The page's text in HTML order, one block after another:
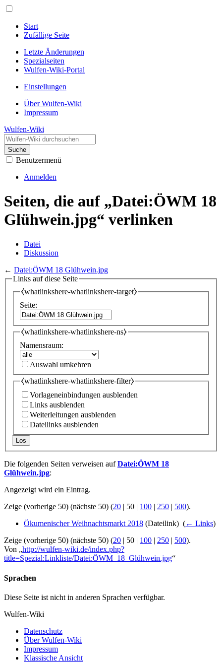
Start
Zufällige Seite
Letzte Änderungen
Spezialseiten
Wulfen-Wiki-Portal
Einstellungen
Über Wulfen-Wiki
Impressum
Wulfen-Wiki
Suche
Benutzermenü
Anmelden
Seiten, die auf „Datei:ÖWM 18
Glühwein.jpg“ verlinken
Datei
Diskussion
← Datei:ÖWM 18 Glühwein.jpg
Links auf diese Seite
⧼whatlinkshere-whatlinkshere-target⧽
Seite:
⧼whatlinkshere-whatlinkshere-ns⧽
Namensraum:
Auswahl umkehren
⧼whatlinkshere-whatlinkshere-filter⧽
Vorlageneinbindungen ausblenden
Links ausblenden
Weiterleitungen ausblenden
Dateilinks ausblenden
Los
Die folgenden Seiten verweisen aufDatei:ÖWM 18
Glühwein.jpg:
Angezeigt wird ein Eintrag.
Zeige (vorherige 50) (nächste 50) (20 | 50 | 100 | 250 | 500).
Ökumenischer Weihnachtsmarkt 2018 (Dateilink) ‎ (← Links)
Zeige (vorherige 50) (nächste 50) (20 | 50 | 100 | 250 | 500).
Von „http://wulfen-wiki.de/index.php?
title=Spezial:Linkliste/Datei:ÖWM_18_Glühwein.jpg“
Sprachen
Diese Seite ist nicht in anderen Sprachen verfügbar.
Wulfen-Wiki
Datenschutz
Über Wulfen-Wiki
Impressum
Klassische Ansicht